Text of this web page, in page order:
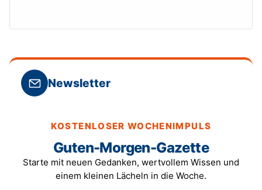
Newsletter
KOSTENLOSER WOCHENIMPULS
Guten-Morgen-Gazette
Starte mit neuen Gedanken, wertvollem Wissen und
einem kleinen Lächeln in die Woche.